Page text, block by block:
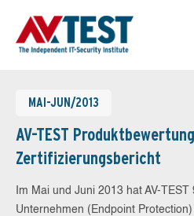
MAI-JUN/2013
AV-TEST
Zertifizierungsbericht
Im Mai und Juni 2013 hat AV-
Unternehmen (Endpoint